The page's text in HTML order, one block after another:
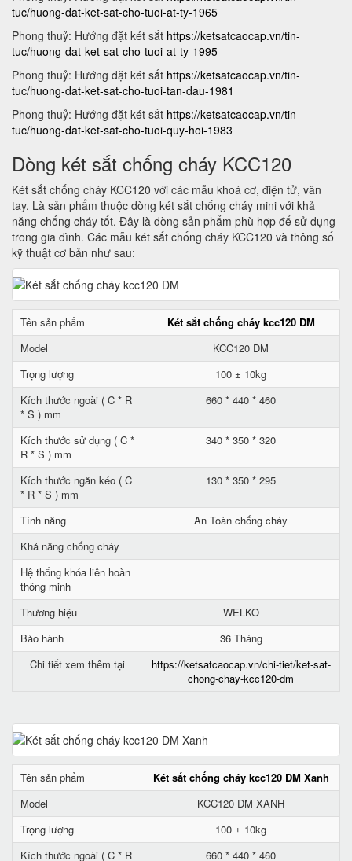
tuc/huong-dat-ket-sat-cho-tuoi-at-ty-1965
Phong thuỷ: Hướng đặt két sắt https://ketsatcaocap.vn/tin-
tuc/huong-dat-ket-sat-cho-tuoi-at-ty-1995
Phong thuỷ: Hướng đặt két sắt https://ketsatcaocap.vn/tin-
tuc/huong-dat-ket-sat-cho-tuoi-tan-dau-1981
Phong thuỷ: Hướng đặt két sắt https://ketsatcaocap.vn/tin-
tuc/huong-dat-ket-sat-cho-tuoi-quy-hoi-1983
Dòng két sắt chống cháy KCC120
Két sắt chống cháy KCC120 với các mẫu khoá cơ, điện tử, vân
tay. Là sản phẩm thuộc dòng két sắt chống cháy mini với khả
năng chống cháy tốt. Đây là dòng sản phẩm phù hợp để sử dụng
trong gia đình. Các mẫu két sắt chống cháy KCC120 và thông số
kỹ thuật cơ bản như sau:
Tên sản phẩm
Két sắt chống cháy kcc120 DM
Model
KCC120 DM
Trọng lượng
100 ± 10kg
Kích thước ngoài ( C * R
* S ) mm
660 * 440 * 460
Kích thước sử dụng ( C *
R * S ) mm
340 * 350 * 320
Kích thước ngăn kéo ( C
* R * S ) mm
130 * 350 * 295
Tính năng
An Toàn chống cháy
Khả năng chống cháy
Hệ thống khóa liên hoàn
thông minh
Thương hiệu
WELKO
Bảo hành
36 Tháng
Chi tiết xem thêm tại
https://ketsatcaocap.vn/chi-tiet/ket-sat-
chong-chay-kcc120-dm
Tên sản phẩm
Két sắt chống cháy kcc120 DM Xanh
Model
KCC120 DM XANH
Trọng lượng
100 ± 10kg
Kích thước ngoài ( C * R
660 * 440 * 460